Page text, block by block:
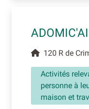
120 R de
Activités
personne à
maison et